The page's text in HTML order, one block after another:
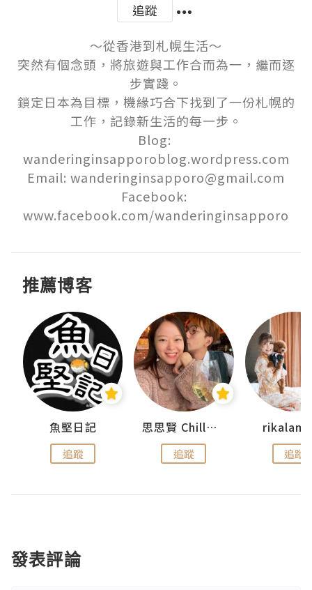
追蹤
～從香港到札幌生活～
突然有個念頭，將旅遊與工作合而為一，繼而逐
步實踐。
鎖定日本為目標，機緣巧合下找到了一份札幌的
工作，記錄新生活的每一步。
Blog:
wanderinginsapporoblog.wordpress.com
Email: wanderinginsapporo@gmail.com
Facebook:
www.facebook.com/wanderinginsapporo
推薦博客
魚堅日記
追蹤
思思賢 ChillMyBabe
追蹤 追蹤
發表評論